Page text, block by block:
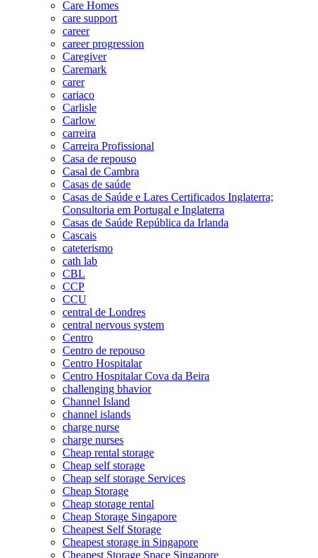
Care Homes
care support
career
career progression
Caregiver
Caremark
carer
cariaco
Carlisle
Carlow
carreira
Carreira Profissional
Casa de repouso
Casal de Cambra
Casas de saúde
Casas de Saúde e Lares Certificados Inglaterra;
Consultoria em Portugal e Inglaterra
Casas de Saúde República da Irlanda
Cascais
cateterismo
cath lab
CBL
CCP
CCU
central de Londres
central nervous system
Centro
Centro de repouso
Centro Hospitalar
Centro Hospitalar Cova da Beira
challenging bhavior
Channel Island
channel islands
charge nurse
charge nurses
Cheap rental storage
Cheap self storage
Cheap self storage Services
Cheap Storage
Cheap storage rental
Cheap Storage Singapore
Cheapest Self Storage
Cheapest storage in Singapore
Cheapest Storage Space Singapore